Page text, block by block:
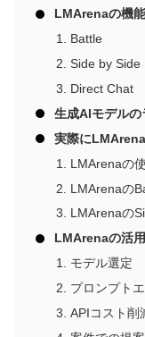
LMArenaの機
Battle
Side by Side
Direct Chat
生成AIモデル
実際に
LMArenaの
LMArenaの
LMArenaの
LMArenaの活
モデル選定
プロンプト
APIコスト削